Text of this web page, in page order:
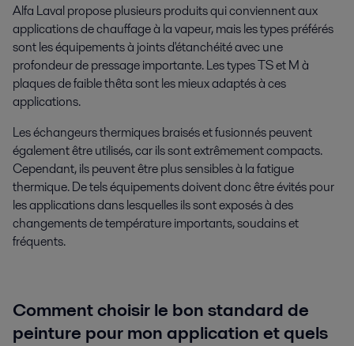
Alfa Laval propose plusieurs produits qui conviennent aux
applications de chauffage à la vapeur, mais les types préférés
sont les équipements à joints d'étanchéité avec une
profondeur de pressage importante. Les types TS et M à
plaques de faible thêta sont les mieux adaptés à ces
applications.
Les échangeurs thermiques braisés et fusionnés peuvent
également être utilisés, car ils sont extrêmement compacts.
Cependant, ils peuvent être plus sensibles à la fatigue
thermique. De tels équipements doivent donc être évités pour
les applications dans lesquelles ils sont exposés à des
changements de température importants, soudains et
fréquents.
Comment choisir le bon standard de
peinture pour mon application et quels